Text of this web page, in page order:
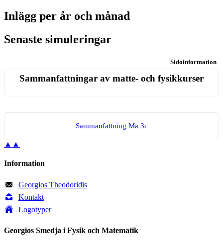
Inlägg per år och månad
Senaste simuleringar
Sidoinformation
Sammanfattningar av matte- och fysikkurser
Sam­man­fatt­ning Ma 3c
▲▲
Information
Georgios Theodoridis
Kontakt
Logotyper
Georgios Smedja i Fysik och Matematik